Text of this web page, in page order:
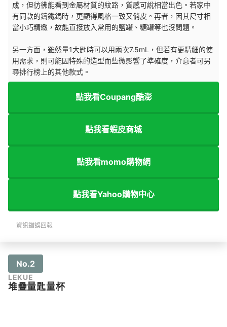
成，但彷彿能看到金屬材質的紋路，質感可說相當出色。若家中
有同款的鑄鐵鍋時，更顯得風格一致又俏皮。再者，因其尺寸相
當小巧精緻，故能直接放入常用的鹽罐、糖罐等也沒問題。
另一方面，雖然量1大匙時可以用兩次7.5mL，但若有更精細的使
用需求，則可能因特殊的造型而些微影響了準確度，介意者可另
尋排行榜上的其他款式。
點我看Coupang酷澎
點我看蝦皮商城
點我看momo購物網
點我看Yahoo購物中心
資訊錯誤回報
No.2
LEKUE
堆疊量匙量杯